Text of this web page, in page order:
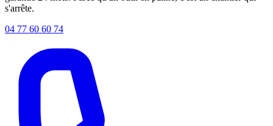
s'arrête.
04 77 60 60 74